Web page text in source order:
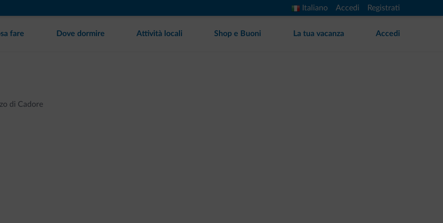
Italiano Accedi Registrati
fare Dove dormire Attività locali Shop e Buoni La tua vacanza Accedi
di Cadore